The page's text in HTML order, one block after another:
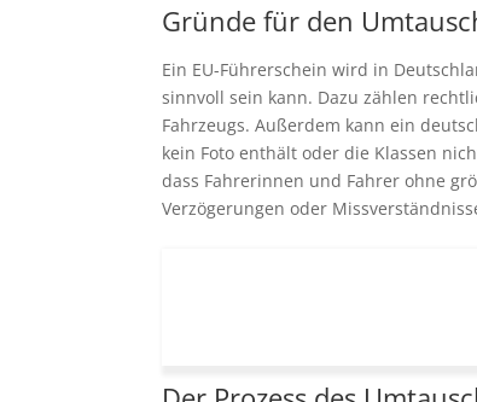
Gründe für den
Ein EU-Führerschein wird in
sinnvoll sein kann. Dazu zählen
Fahrzeugs. Außerdem kann ein
kein Foto enthält oder die Klassen
dass Fahrerinnen und Fahrer ohne
Verzögerungen oder